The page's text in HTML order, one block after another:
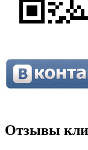
Отзывы